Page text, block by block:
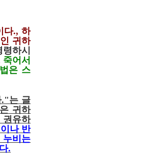
다.,하
귀하
하시
죽어서
은 스
."는 글
귀하
권유하
나 반
비는
.